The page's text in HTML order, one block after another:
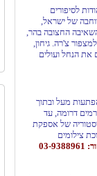
הודות לסיפורים
של ישראל,
החצובה בהר,
ולהגיע למצפור צ'רה. גיחון,
את הנחל ועולים
מספר 483). מציע חוויות והפתעות מעל ובתוך
דרומה, עד
של אספקת
צילומים